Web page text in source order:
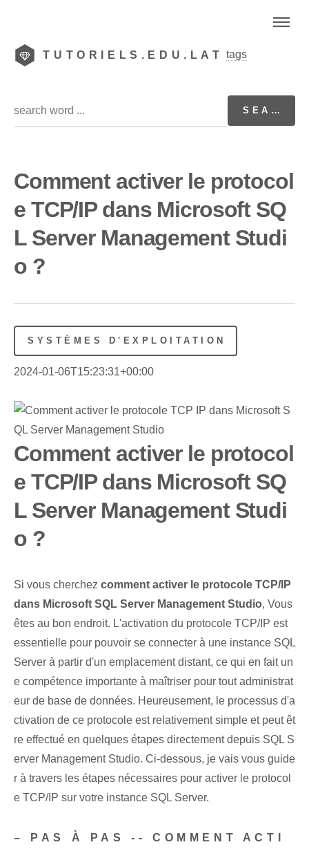
TUTORIELS.EDU.LAT tags
Comment activer le protocol
e TCP/IP dans Microsoft SQ
L Server Management Studi
o ?
SYSTÈMES D'EXPLOITATION
2024-01-06T15:23:31+00:00
Comment activer le protocol
e TCP/IP dans Microsoft SQ
L Server Management Studi
o ?
Si vous cherchez comment activer le protocole TCP/IP
dans Microsoft SQL Server Management Studio, Vous
êtes au bon endroit. L'activation du protocole TCP/IP est
essentielle pour pouvoir se connecter à une instance SQL
Server à partir d'un emplacement distant, ce qui en fait un
e compétence importante à maîtriser pour tout administrat
eur de base de données. Heureusement, le processus d'a
ctivation de ce protocole est relativement simple et peut êt
re effectué en quelques étapes directement depuis SQL S
erver Management Studio. Ci-dessous, je vais vous guide
r à travers les étapes nécessaires pour activer le protocol
e TCP/IP sur votre instance SQL Server.
– PAS À PAS -- COMMENT ACTI